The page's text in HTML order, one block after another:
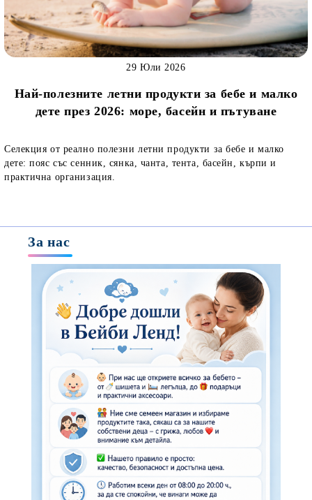
Най-полезните летни продукти за бебе и малко
дете през 2026: море, басейн и пътуване
29 Юли 2026
Селекция от реално полезни летни продукти за бебе и малко
дете: пояс със сенник, сянка, чанта, тента, басейн, кърпи и
практична организация.
За нас